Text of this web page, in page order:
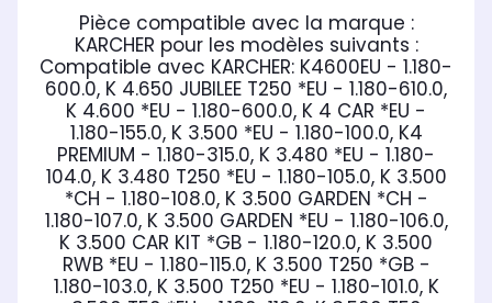
Pièce compatible avec la marque :
KARCHER pour les modèles suivants :
Compatible avec KARCHER: K4600EU - 1.180-
600.0, K 4.650 JUBILEE T250 *EU - 1.180-610.0,
K 4.600 *EU - 1.180-600.0, K 4 CAR *EU -
1.180-155.0, K 3.500 *EU - 1.180-100.0, K4
PREMIUM - 1.180-315.0, K 3.480 *EU - 1.180-
104.0, K 3.480 T250 *EU - 1.180-105.0, K 3.500
*CH - 1.180-108.0, K 3.500 GARDEN *CH -
1.180-107.0, K 3.500 GARDEN *EU - 1.180-106.0,
K 3.500 CAR KIT *GB - 1.180-120.0, K 3.500
RWB *EU - 1.180-115.0, K 3.500 T250 *GB -
1.180-103.0, K 3.500 T250 *EU - 1.180-101.0, K